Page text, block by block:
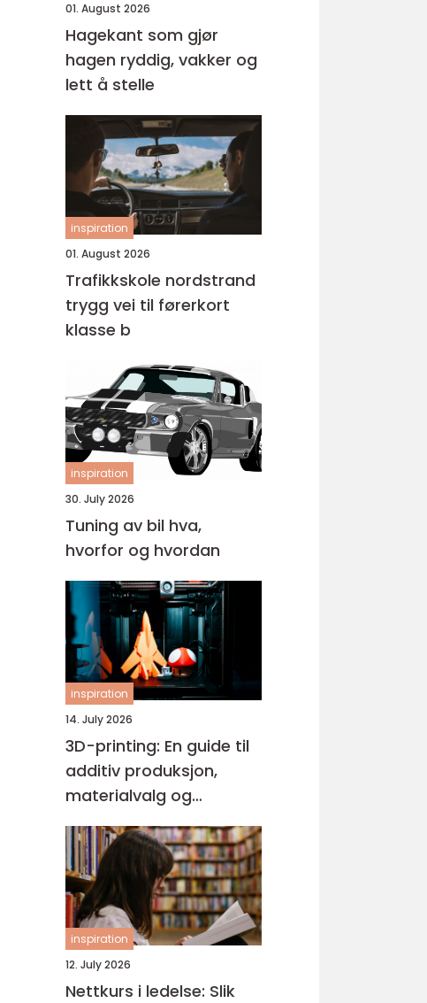
01. August 2026
Hagekant som gjør
hagen ryddig, vakker og
lett å stelle
inspiration
01. August 2026
Trafikkskole nordstrand
trygg vei til førerkort
klasse b
inspiration
30. July 2026
Tuning av bil hva,
hvorfor og hvordan
inspiration
14. July 2026
3D-printing: En guide til
additiv produksjon,
materialvalg og
moderne interiørdesign
inspiration
12. July 2026
Nettkurs i ledelse: Slik